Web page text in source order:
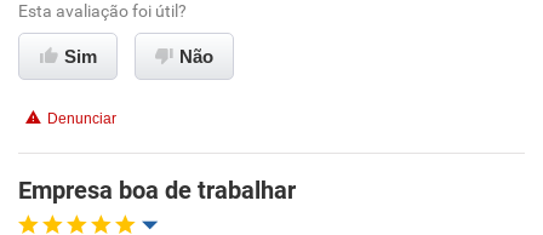
Benefícios
Não recomenda a diretoria
Esta avaliação foi útil?
Sim Não
Denunciar
Empresa boa de trabalhar